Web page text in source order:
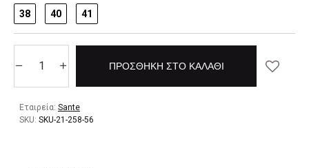
Εταιρεία: Sante
SKU: SKU-21-258-56
38 40 41
ΠΡΟΣΘΉΚΗ ΣΤΟ ΚΑΛΆΘΙ